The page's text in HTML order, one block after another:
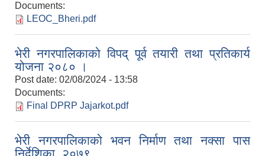
Documents:
LEOC_Bheri.pdf
भेरी नगरपालिकाको विपद् पूर्व तयारी तथा प्रतिकार्य
योजना २०८० ।
Post date: 02/08/2024 - 13:58
Documents:
Final DPRP Jajarkot.pdf
भेरी नगरपालिकाको भवन निर्माण तथा नक्सा पास